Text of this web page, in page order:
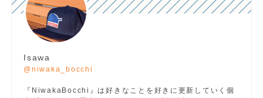
Isawa
@niwaka_bocchi
『NiwakaBocchi』は好きなことを好きに更新していく個